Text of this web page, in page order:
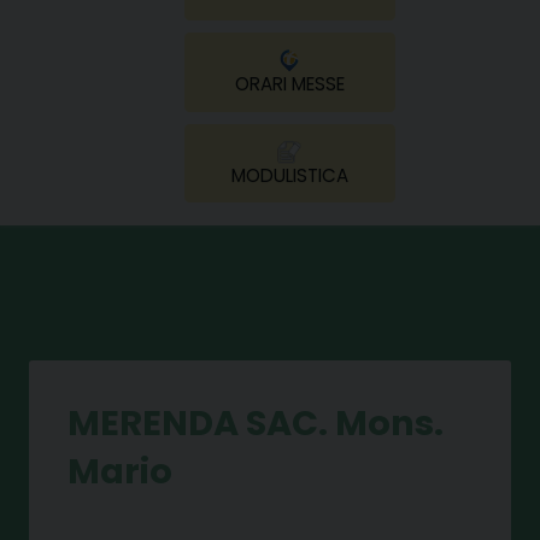
ORARI MESSE
MODULISTICA